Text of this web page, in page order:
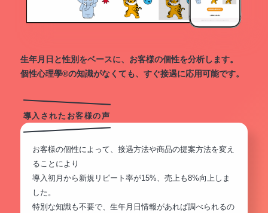
生年月日と性別をベースに、お客様の個性を分析します。
個性心理學®の知識がなくても、すぐ接遇に応用可能です。
導入されたお客様の声
お客様の個性によって、接遇方法や商品の提案方法を変え
ることにより
導入初月から新規リピート率が15%、売上も8%向上しま
した。
特別な知識も不要で、生年月日情報があれば調べられるの